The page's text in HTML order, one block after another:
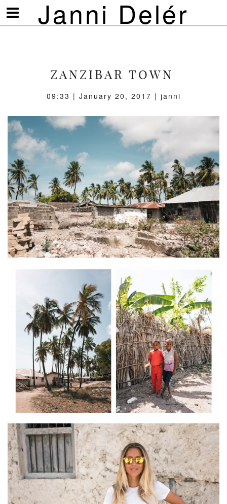
Janni Delér
Visa/göm
meny
ZANZIBAR TOWN
09:33 | January 20, 2017 | janni